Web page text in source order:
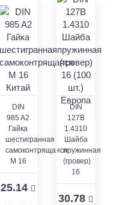
DIN
985 A2
Гайка
шестигранная
самоконтрящаяся
M 16
25.14
DIN
127В
1.4310
Шайба
пружинная
(гровер)
16
30.78